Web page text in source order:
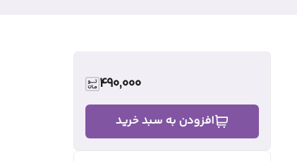
490,000
افزودن به سبد خرید